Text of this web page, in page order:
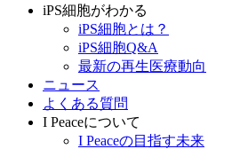
iPS細胞がわかる
iPS細胞とは？
iPS細胞Q&A
最新の再生医療動向
ニュース
よくある質問
I Peaceについて
I Peaceの目指す未来